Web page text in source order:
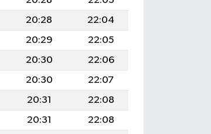
20:28
22:04
20:29
22:05
20:30
22:06
20:30
22:07
20:31
22:08
20:31
22:08